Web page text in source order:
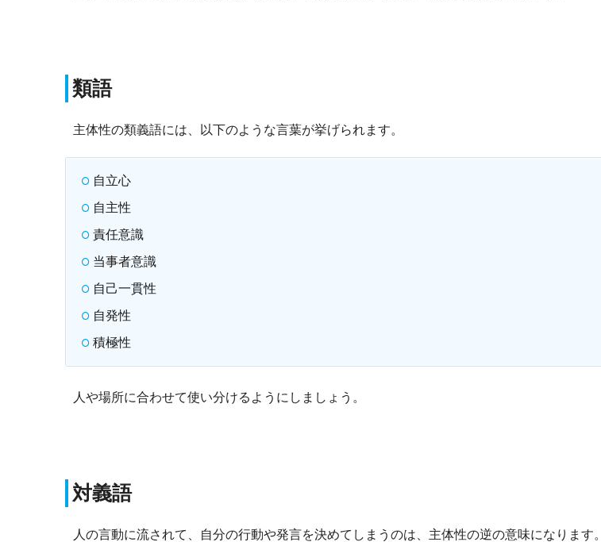
類語
主体性の類義語には、以下のような言葉が挙げられます。
自立心
自主性
責任意識
当事者意識
自己一貫性
自発性
積極性
人や場所に合わせて使い分けるようにしましょう。
対義語
人の言動に流されて、自分の行動や発言を決めてしまうのは、主体性の逆の意味になります。